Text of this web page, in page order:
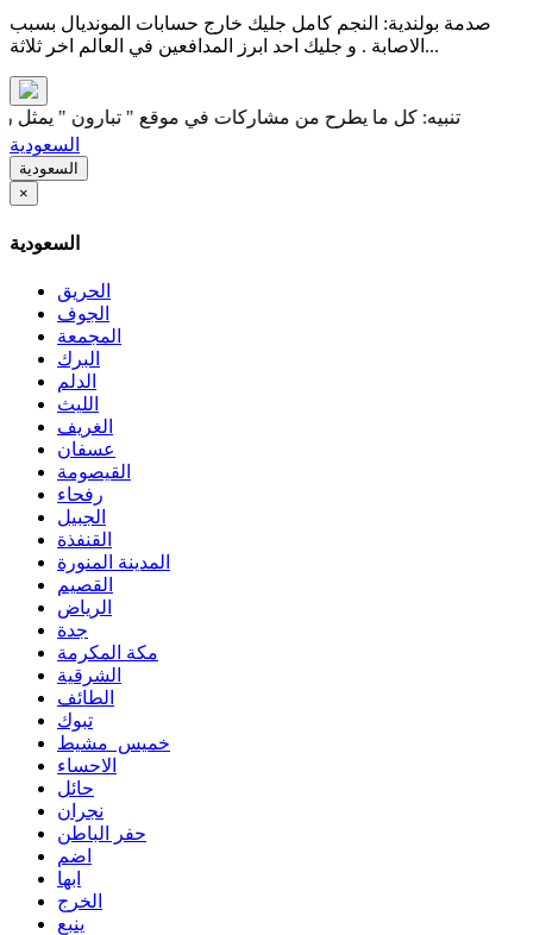
صدمة بولندية: النجم كامل جليك خارج حسابات المونديال بسبب
الاصابة . و جليك احد ابرز المدافعين في العالم اخر ثلاثة...
تنبيه: كل ما يطرح من مشاركات في موقع " تبارون " يمثل رأي
السعودية
السعودية
×
السعودية
الحريق
الجوف
المجمعة
البرك
الدلم
الليث
الغريف
عسفان
القيصومة
رفحاء
الجبيل
القنفذة
المدينة المنورة
القصيم
الرياض
جدة
مكة المكرمة
الشرقية
الطائف
تبوك
خميس مشيط
الاحساء
حائل
نجران
حفر الباطن
اضم
ابها
الخرج
ينبع